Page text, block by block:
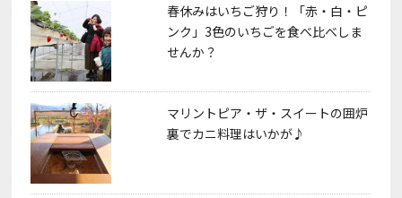
春休みはいちご狩り！「赤・白・ピ
ンク」3色のいちごを食べ比べしま
せんか？
マリントピア・ザ・スイートの囲炉
裏でカニ料理はいかが♪